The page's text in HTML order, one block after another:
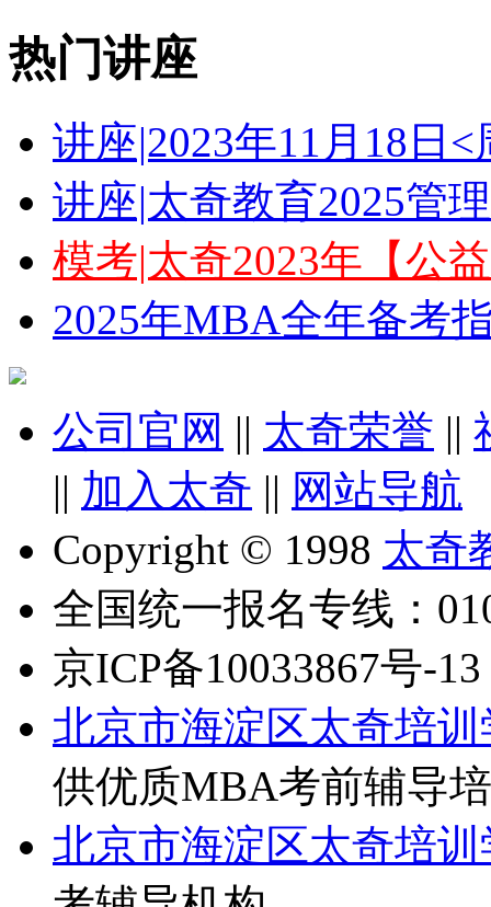
热门讲座
讲座|2023年11月18日
讲座|太奇教育2025管
模考|太奇2023年【公
2025年MBA全年备考
公司官网 || 太奇荣誉 ||
|| 加入太奇 || 网站导航
Copyright © 1998 太奇
全国统一报名专线：
京ICP备10033867号-13
北京市海淀区太奇培训
供优质MBA考前辅导
北京市海淀区太奇培训